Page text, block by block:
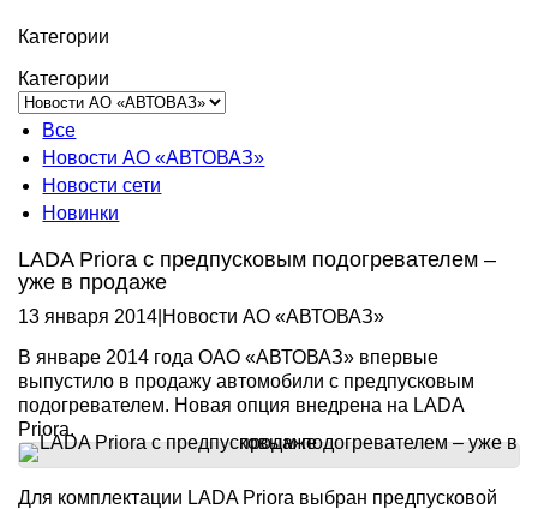
Категории
Категории
Все
Новости АО «АВТОВАЗ»
Новости сети
Новинки
LADA Priora с предпусковым подогревателем –
уже в продаже
13 января 2014 Новости АО «АВТОВАЗ»
В январе 2014 года ОАО «АВТОВАЗ» впервые
выпустило в продажу автомобили с предпусковым
подогревателем. Новая опция внедрена на LADA
Priora.
Для комплектации LADA Priora выбран предпусковой